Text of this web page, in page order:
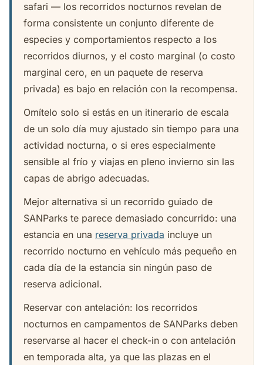
safari — los recorridos nocturnos revelan de
forma consistente un conjunto diferente de
especies y comportamientos respecto a los
recorridos diurnos, y el costo marginal (o costo
marginal cero, en un paquete de reserva
privada) es bajo en relación con la recompensa.
Omítelo solo si estás en un itinerario de escala
de un solo día muy ajustado sin tiempo para una
actividad nocturna, o si eres especialmente
sensible al frío y viajas en pleno invierno sin las
capas de abrigo adecuadas.
Mejor alternativa si un recorrido guiado de
SANParks te parece demasiado concurrido: una
estancia en una reserva privada incluye un
recorrido nocturno en vehículo más pequeño en
cada día de la estancia sin ningún paso de
reserva adicional.
Reservar con antelación: los recorridos
nocturnos en campamentos de SANParks deben
reservarse al hacer el check-in o con antelación
en temporada alta, ya que las plazas en el